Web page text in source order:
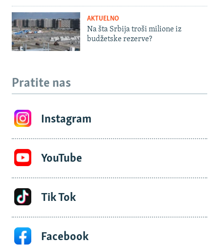
AKTUELNO
Na šta Srbija troši milione iz
budžetske rezerve?
Pratite nas
Instagram
YouTube
Tik Tok
Facebook